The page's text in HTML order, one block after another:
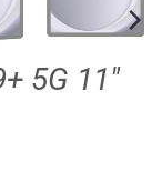
5G 11″